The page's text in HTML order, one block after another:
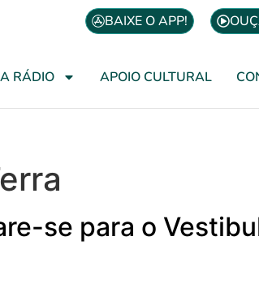
BAIXE O APP!
A RÁDIO APOIO CULTURAL
se para o